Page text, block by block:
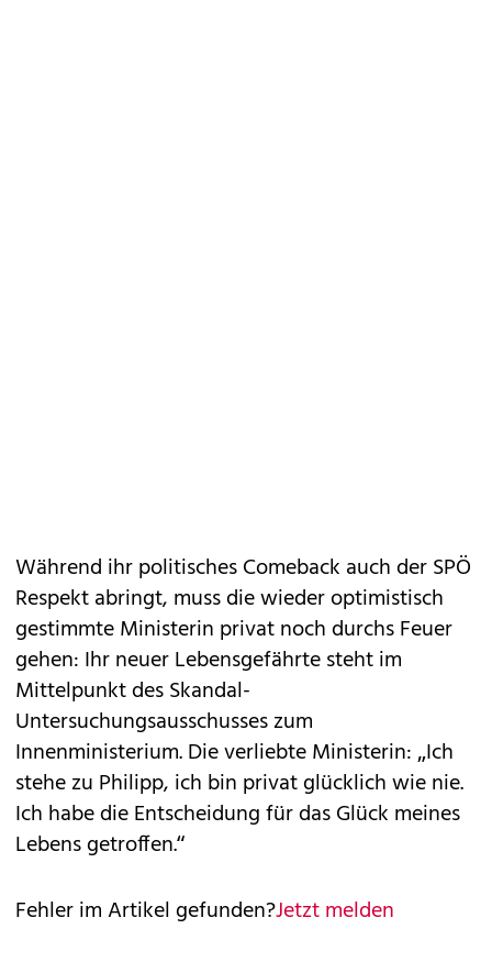
Während ihr politisches Comeback auch der SPÖ
Respekt abringt, muss die wieder optimistisch
gestimmte Ministerin privat noch durchs Feuer
gehen: Ihr neuer Lebensgefährte steht im
Mittelpunkt des Skandal-
Untersuchungsausschusses zum
Innenministerium. Die verliebte Ministerin: „Ich
stehe zu Philipp, ich bin privat glücklich wie nie.
Ich habe die Entscheidung für das Glück meines
Lebens getroffen.“
Fehler im Artikel gefunden?Jetzt melden